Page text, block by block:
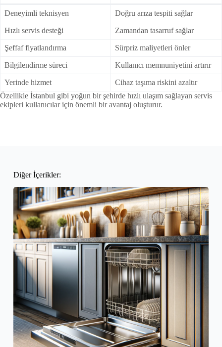
Deneyimli teknisyen Doğru arıza tespiti sağlar
Hızlı servis desteği Zamandan tasarruf sağlar
Şeffaf fiyatlandırma Sürpriz maliyetleri önler
Bilgilendirme süreci Kullanıcı memnuniyetini artırır
Yerinde hizmet
Cihaz taşıma riskini azaltır
Özellikle İstanbul gibi yoğun bir şehirde hızlı ulaşım sağlayan servis
ekipleri kullanıcılar için önemli bir avantaj oluşturur.
Diğer İçerikler: